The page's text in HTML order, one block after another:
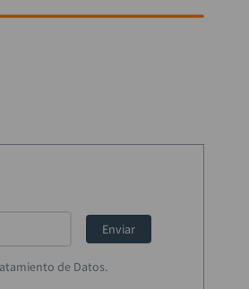
Enviar
de Datos.